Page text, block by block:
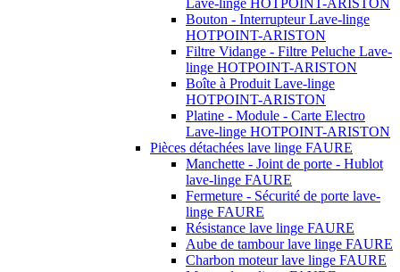
Bouton - Interrupteur Lave-linge
HOTPOINT-ARISTON
Filtre Vidange - Filtre Peluche Lave-
linge HOTPOINT-ARISTON
Boîte à Produit Lave-linge
HOTPOINT-ARISTON
Platine - Module - Carte Electro
Lave-linge HOTPOINT-ARISTON
Pièces détachées lave linge FAURE
Manchette - Joint de porte - Hublot
lave-linge FAURE
Fermeture - Sécurité de porte lave-
linge FAURE
Résistance lave linge FAURE
Aube de tambour lave linge FAURE
Charbon moteur lave linge FAURE